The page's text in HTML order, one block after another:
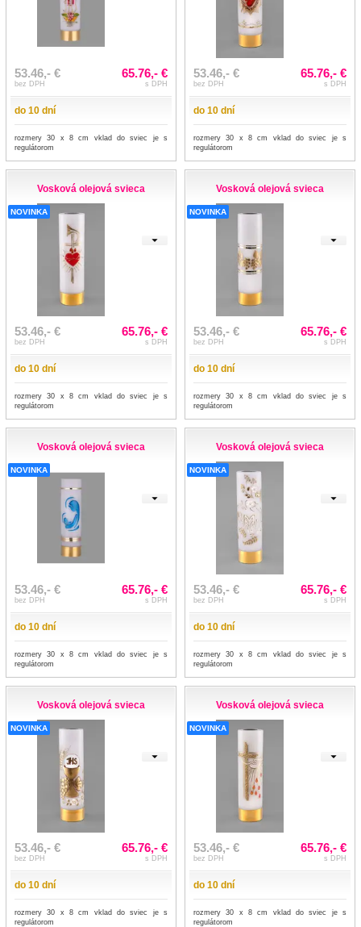
53.46,- €
bez DPH
65.76,- €
s DPH
do 10 dní
rozmery 30 x 8 cm vklad do sviec je s
regulátorom
53.46,- €
bez DPH
65.76,- €
s DPH
do 10 dní
rozmery 30 x 8 cm vklad do sviec je s
regulátorom
Vosková olejová svieca
NOVINKA
53.46,- €
bez DPH
65.76,- €
s DPH
do 10 dní
rozmery 30 x 8 cm vklad do sviec je s
regulátorom
Vosková olejová svieca
NOVINKA
53.46,- €
bez DPH
65.76,- €
s DPH
do 10 dní
rozmery 30 x 8 cm vklad do sviec je s
regulátorom
Vosková olejová svieca
NOVINKA
53.46,- €
bez DPH
65.76,- €
s DPH
do 10 dní
rozmery 30 x 8 cm vklad do sviec je s
regulátorom
Vosková olejová svieca
NOVINKA
53.46,- €
bez DPH
65.76,- €
s DPH
do 10 dní
rozmery 30 x 8 cm vklad do sviec je s
regulátorom
Vosková olejová svieca
NOVINKA
53.46,- €
bez DPH
65.76,- €
s DPH
do 10 dní
rozmery 30 x 8 cm vklad do sviec je s
regulátorom
Vosková olejová svieca
NOVINKA
53.46,- €
bez DPH
65.76,- €
s DPH
do 10 dní
rozmery 30 x 8 cm vklad do sviec je s
regulátorom